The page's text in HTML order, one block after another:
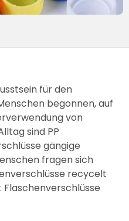
für den
begonnen, auf
von
sind PP
gängige
fragen sich
recycelt